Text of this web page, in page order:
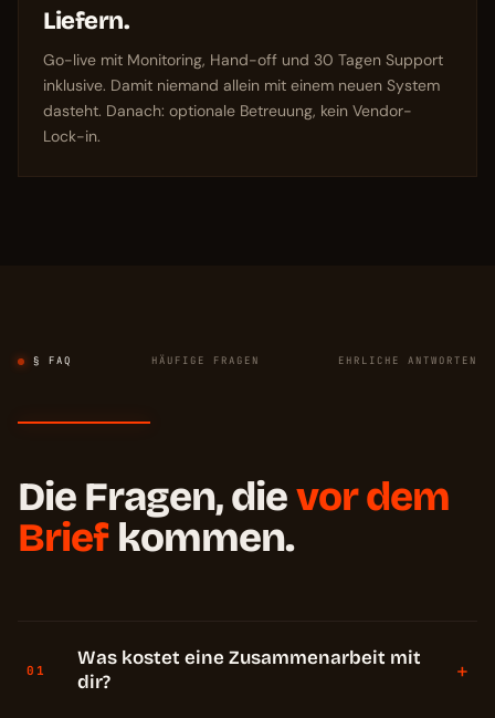
Liefern.
Go-live mit Monitoring, Hand-off und 30 Tagen Support
inklusive. Damit niemand allein mit einem neuen System
dasteht. Danach: optionale Betreuung, kein Vendor-
Lock-in.
§ FAQ HÄUFIGE FRAGEN EHRLICHE ANTWORTEN
Die Fragen, dievor dem
Briefkommen.
01
Was kostet eine Zusammenarbeit mit
dir?
+